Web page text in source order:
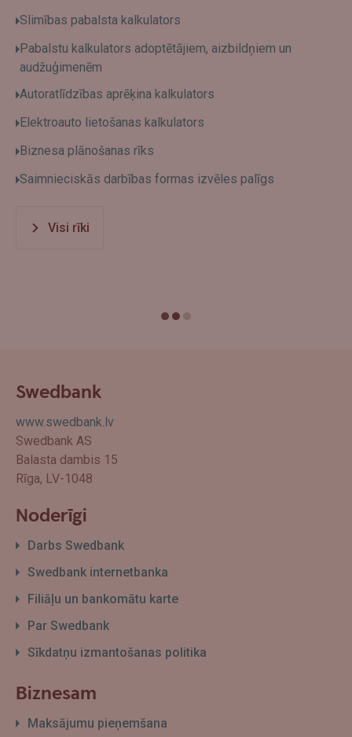
Slimības pabalsta kalkulators
Pabalstu kalkulators adoptētājiem, aizbildņiem un
audžuģimenēm
Autoratlīdzības aprēķina kalkulators
Elektroauto lietošanas kalkulators
Biznesa plānošanas rīks
Saimnieciskās darbības formas izvēles palīgs
Visi rīki
Swedbank
www.swedbank.lv
Swedbank AS
Balasta dambis 15
Rīga, LV-1048
Noderīgi
Darbs Swedbank
Swedbank internetbanka
Filiāļu un bankomātu karte
Par Swedbank
Sīkdatņu izmantošanas politika
Biznesam
Maksājumu pieņemšana